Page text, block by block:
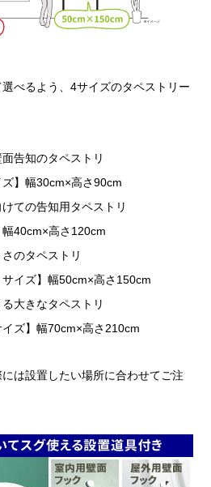
べるよう、4サイズのタペストリー
告知のタペストリ
】幅30cm×高さ90cm
ての告知用タペストリ
40cm×高さ120cm
のタペストリ
イズ】幅50cm×高さ150cm
大きなタペストリ
ズ】幅70cm×高さ210cm
は設置したい場所に合わせてご注